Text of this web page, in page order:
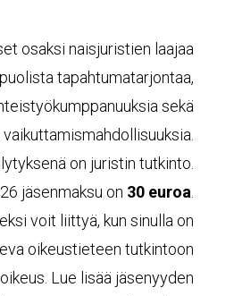
osaksi naisjuristien laajaa
tapahtumatarjontaa,
sekä
on juristin tutkinto.
jäsenmaksu on 30 euroa.
voit liittyä, kun sinulla on
oikeustieteen tutkintoon
Lue lisää jäsenyyden